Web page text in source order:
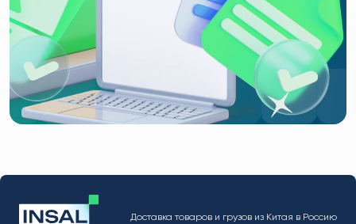
Доставка товаров и грузов из Китая в Россию